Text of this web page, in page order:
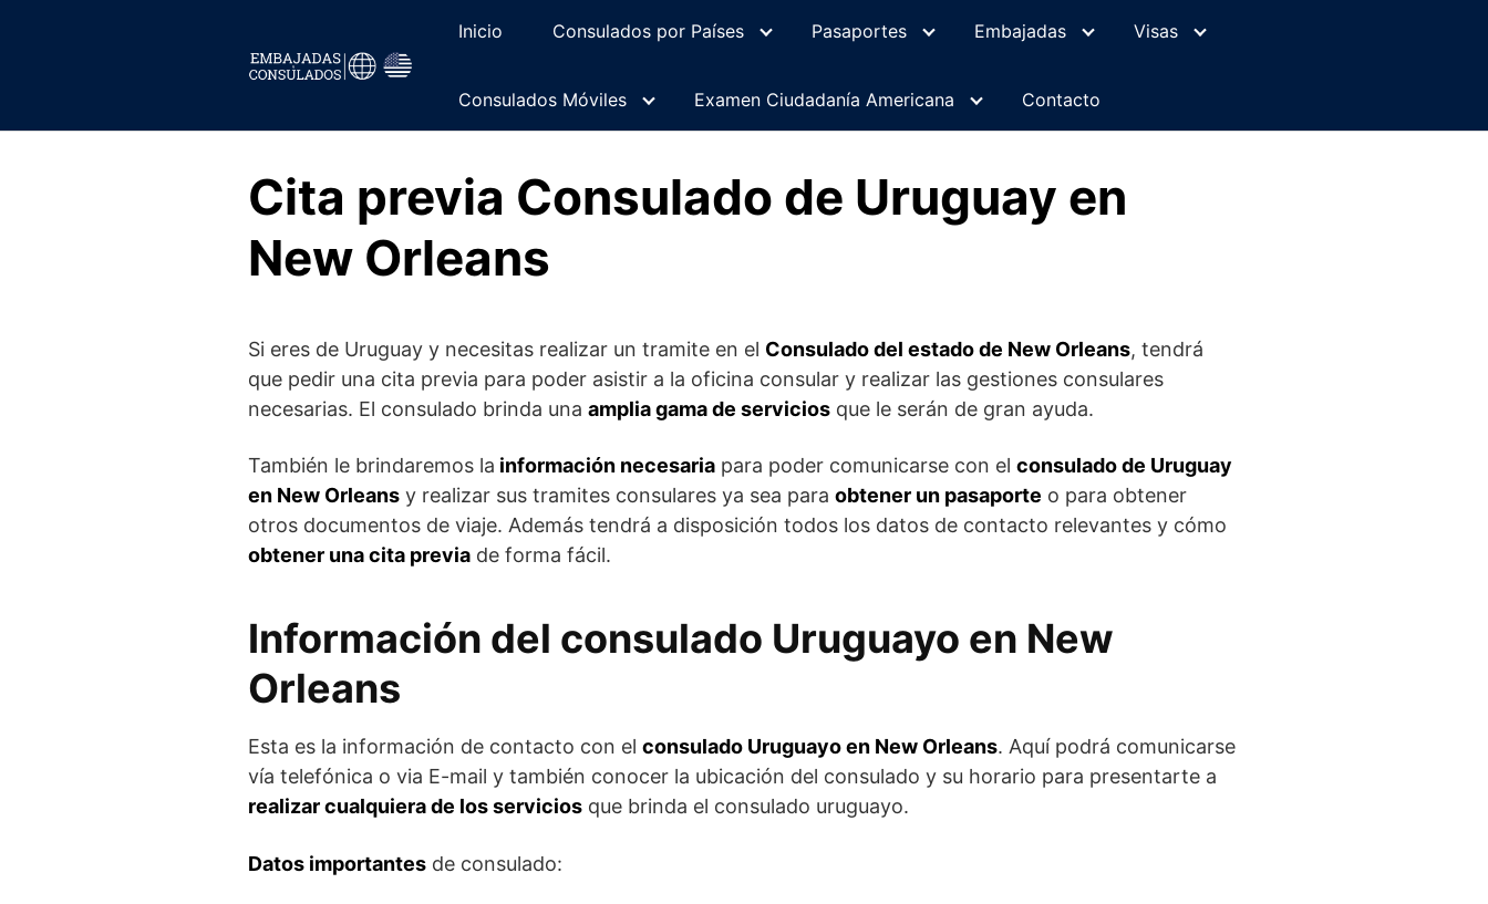
Inicio Consulados por Países Pasaportes Embajadas Visas
Consulados Móviles Examen Ciudadanía Americana Contacto
Cita previa Consulado de Uruguay en
New Orleans
Si eres de Uruguay y necesitas realizar un tramite en el Consulado del estado de New Orleans, tendrá
que pedir una cita previa para poder asistir a la oficina consular y realizar las gestiones consulares
necesarias. El consulado brinda una amplia gama de servicios que le serán de gran ayuda.
También le brindaremos la información necesaria para poder comunicarse con el consulado de Uruguay
en New Orleans y realizar sus tramites consulares ya sea para obtener un pasaporte o para obtener
otros documentos de viaje. Además tendrá a disposición todos los datos de contacto relevantes y cómo
obtener una cita previa de forma fácil.
Información del consulado Uruguayo en New
Orleans
Esta es la información de contacto con el consulado Uruguayo en New Orleans. Aquí podrá comunicarse
vía telefónica o via E-mail y también conocer la ubicación del consulado y su horario para presentarte a
realizar cualquiera de los servicios que brinda el consulado uruguayo.
Datos importantes de consulado: